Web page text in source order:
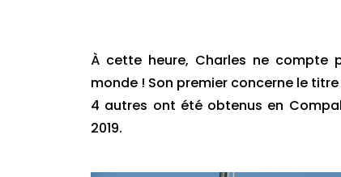
À cette heure, Charles ne compte
monde ! Son premier concerne le
4 autres ont été obtenus en
2019.